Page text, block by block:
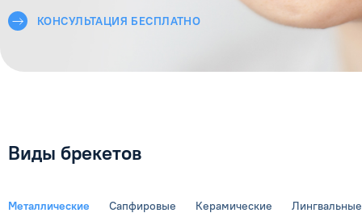
КОНСУЛЬТАЦИЯ БЕСПЛАТНО
Виды брекетов
Металлические Сапфировые Керамические Лингвальные